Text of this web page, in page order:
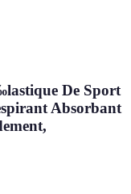
De Sport
Absorbant